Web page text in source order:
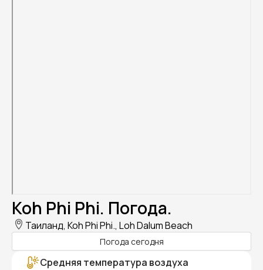
Koh Phi Phi. Погода.
Таиланд, Koh Phi Phi., Loh Dalum Beach
Погода сегодня
Средняя температура воздуха